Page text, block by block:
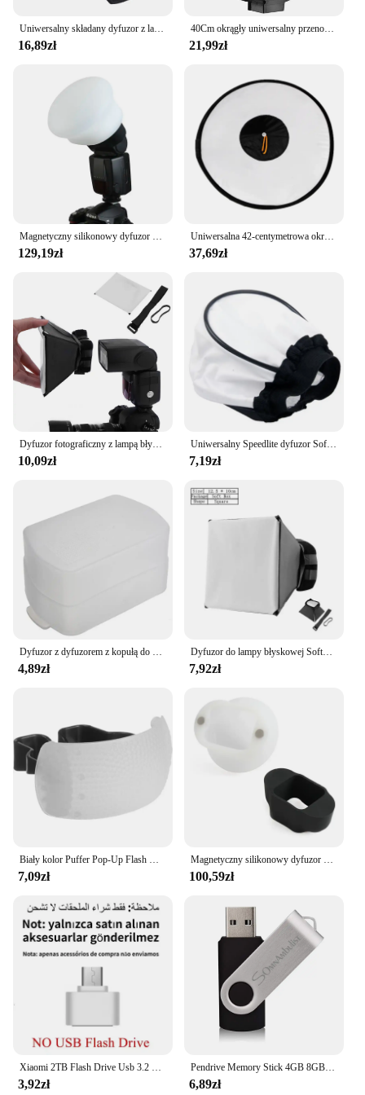
Uniwersalny składany dyfuzor z lampą błyskową Softbox profesjonalny Mini dyfuzor fotograficzny Soft Light Box do aparatu Canon Nikon Sony
16,89zł
40Cm okrągły uniwersalny przenośny reflektor Softbox z dyfuzorem na miękka góra do aparatu
21,99zł
Magnetyczny silikonowy dyfuzor światła gumowa kula modułowe akcesoria do lamp błyskowych do kamery Godox Canon Nikon Yongnuo Speedlite jako MagMod
129,19zł
Uniwersalna 42-centymetrowa okrągła studyjna lampa błyskowa Softbox Speedlite Dyfuzor Pasek reflektora Nowy K1KF
37,69zł
10,09zł
Uniwersalny Speedlite dyfuzor Softbox dla lustrzanki cyfrowe, latarka prędkość światła Mini przenośny lekki miękkie pudełko
7,19zł
4,89zł
Dyfuzor do lampy błyskowej Softbox Uniwersalny dyfuzor do lampy błyskowej Odbłyśnik Softbox Akcesoria do Nikon do Canon
7,92zł
7,09zł 100,59zł
3,92zł
Pendrive Memory Stick 4GB 8GB 16GB 32GB 64GB 2.0 Metal USB Flash Drive Pen Drive 128GB
6,89zł